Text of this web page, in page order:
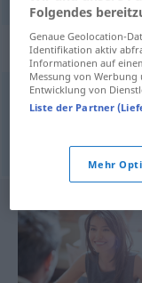
Wasser
© OpenThesaurus.de
Folgendes
Genaue Geolocation-
Identifikation aktiv
Informationen auf
Messung von
Entwicklung von
Liste der Partner
Mehr